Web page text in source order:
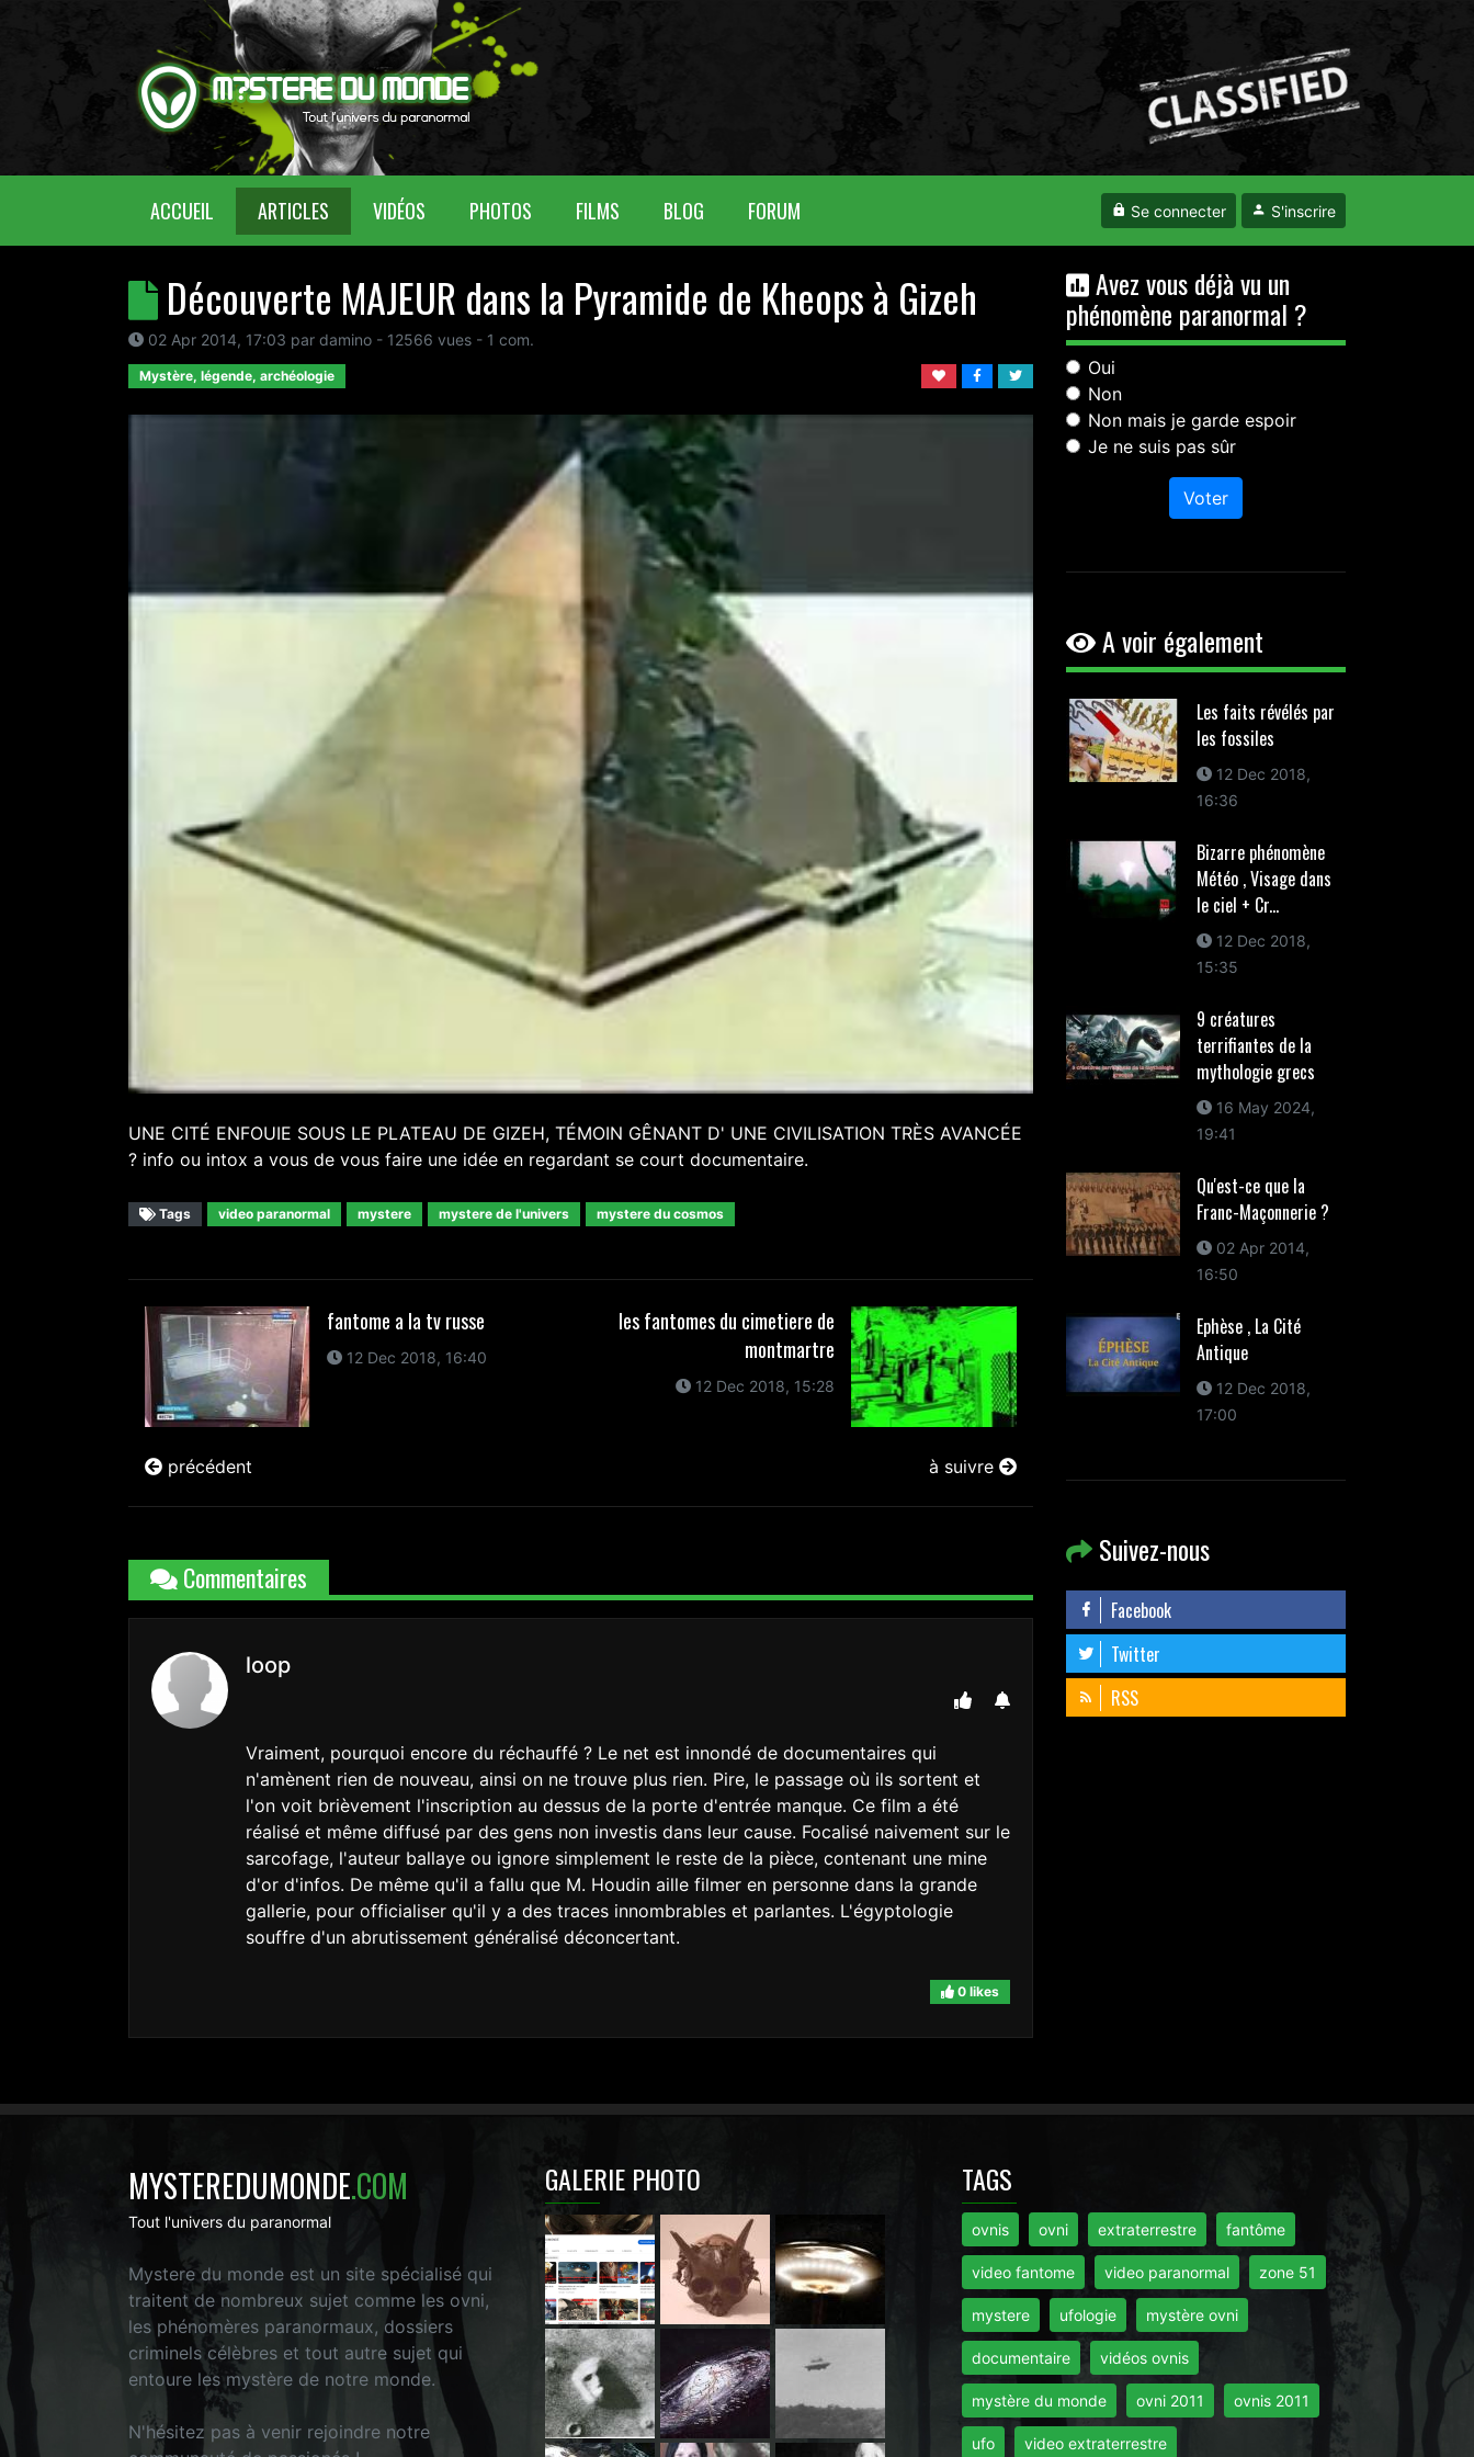
ACCUEIL (CURRENT)ARTICLES VIDÉOS PHOTOS FILMS BLOG FORUM Se connecter S'inscrire
Découverte MAJEUR dans la Pyramide de Kheops à Gizeh
02 Apr 2014, 17:03 par damino - 12566 vues - 1 com.
Mystère, légende, archéologie
UNE CITÉ ENFOUIE SOUS LE PLATEAU DE GIZEH, TÉMOIN GÊNANT D' UNE CIVILISATION TRÈS AVANCÉE
? info ou intox a vous de vous faire une idée en regardant se court documentaire.
Tags video paranormal mystere mystere de l'univers mystere du cosmos
fantome a la tv russe
12 Dec 2018, 16:40
précédent
les fantomes du cimetiere de
montmartre
12 Dec 2018, 15:28
à suivre
Commentaires
loop
Vraiment, pourquoi encore du réchauffé ? Le net est innondé de documentaires qui
n'amènent rien de nouveau, ainsi on ne trouve plus rien. Pire, le passage où ils sortent et
l'on voit brièvement l'inscription au dessus de la porte d'entrée manque. Ce film a été
réalisé et même diffusé par des gens non investis dans leur cause. Focalisé naivement sur le
sarcofage, l'auteur ballaye ou ignore simplement le reste de la pièce, contenant une mine
d'or d'infos. De même qu'il a fallu que M. Houdin aille filmer en personne dans la grande
gallerie, pour officialiser qu'il y a des traces innombrables et parlantes. L'égyptologie
souffre d'un abrutissement généralisé déconcertant.
0 likes
Avez vous déjà vu un
phénomène paranormal ?
Oui
Non
Non mais je garde espoir
Je ne suis pas sûr
Voter
A voir également
Les faits révélés par
les fossiles
12 Dec 2018,
16:36
Bizarre phénomène
Météo , Visage dans
le ciel + Cr...
12 Dec 2018,
15:35
9 créatures
terrifiantes de la
mythologie grecs
16 May 2024,
19:41
Qu'est-ce que la
Franc-Maçonnerie ?
02 Apr 2014,
16:50
Ephèse , La Cité
Antique
12 Dec 2018,
17:00
Suivez-nous
Facebook
Twitter
RSS
MYSTEREDUMONDE.COM
Tout l'univers du paranormal
Mystere du monde est un site spécialisé qui
traitent de nombreux sujet comme les ovni,
les phénomères paranormaux, dossiers
criminels célèbres et tout autre sujet qui
entoure les mystère de notre monde.
N'hésitez pas à venir rejoindre notre
GALERIE PHOTO TAGS
ovnis ovni extraterrestre fantôme
video fantome video paranormal zone 51
mystere ufologie mystère ovni
documentaire vidéos ovnis
mystère du monde ovni 2011 ovnis 2011
ufo video extraterrestre